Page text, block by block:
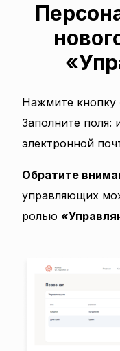
Нажмите кнопку
Заполните поля:
электронной
Обратите
управляющих
ролью